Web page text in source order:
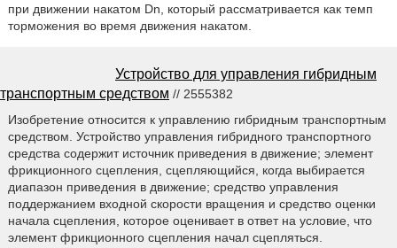
при движении накатом Dn, который рассматривается как темп
торможения во время движения накатом.
Устройство для управления гибридным
транспортным средством // 2555382
Изобретение относится к управлению гибридным транспортным
средством. Устройство управления гибридного транспортного
средства содержит источник приведения в движение; элемент
фрикционного сцепления, сцепляющийся, когда выбирается
диапазон приведения в движение; средство управления
поддержанием входной скорости вращения и средство оценки
начала сцепления, которое оценивает в ответ на условие, что
элемент фрикционного сцепления начал сцепляться.